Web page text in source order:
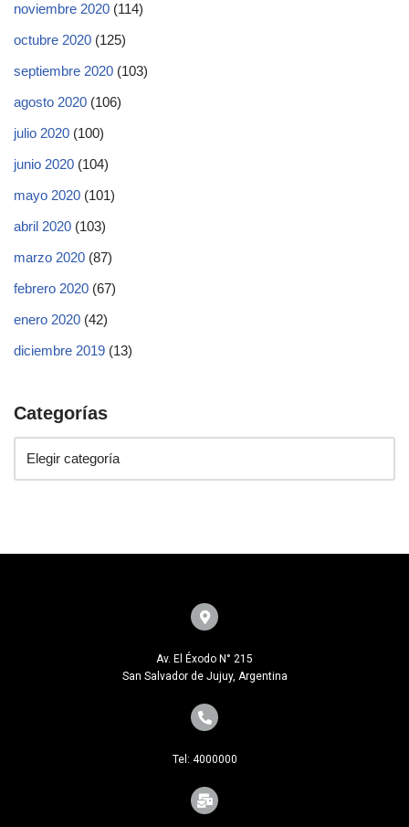
noviembre 2020 (114)
octubre 2020 (125)
septiembre 2020 (103)
agosto 2020 (106)
julio 2020 (100)
junio 2020 (104)
mayo 2020 (101)
abril 2020 (103)
marzo 2020 (87)
febrero 2020 (67)
enero 2020 (42)
diciembre 2019 (13)
Categorías
Av. El Éxodo N° 215
San Salvador de Jujuy, Argentina
Tel: 4000000